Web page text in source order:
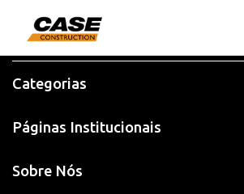
Categorias
Páginas Institucionais
Sobre Nós